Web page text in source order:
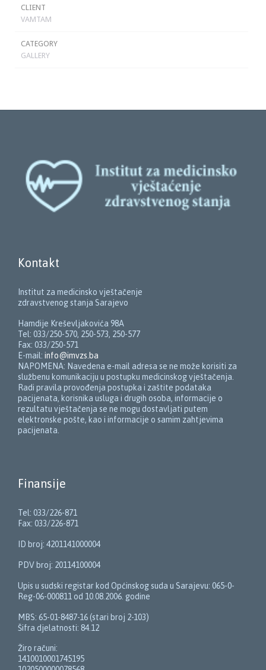
CLIENT
VAMTAM
CATEGORY
GALLERY
Kontakt
Institut za medicinsko vještačenje
zdravstvenog stanja Sarajevo
Hamdije Kreševljakovića 98A
Tel: 033/250-570, 250-573, 250-577
Fax: 033/250-571
E-mail: info@imvzs.ba
NAPOMENA: Navedena e-mail adresa se ne može korisiti za
službenu komunikaciju u postupku medicinskog vještačenja.
Radi pravila provođenja postupka i zaštite podataka
pacijenata, korisnika usluga i drugih osoba, informacije o
rezultatu vještačenja se ne mogu dostavljati putem
elektronske pošte, kao i informacije o samim zahtjevima
pacijenata.
Finansije
Tel: 033/226-871
Fax: 033/226-871
ID broj: 4201141000004
PDV broj: 20114100004
Upis u sudski registar kod Općinskog suda u Sarajevu: 065-0-
Reg-06-000811 od 10.08.2006. godine
MBS: 65-01-8487-16 (stari broj 2-103)
Šifra djelatnosti: 84.12
Žiro računi:
1410010001745195